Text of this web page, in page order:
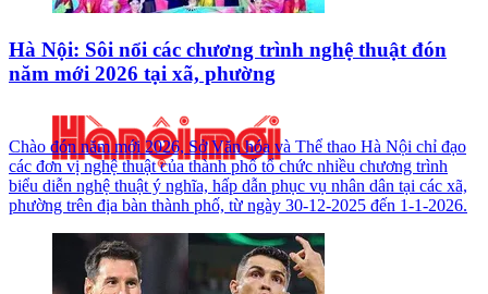
Hà Nội: Sôi nổi các chương trình nghệ thuật đón
năm mới 2026 tại xã, phường
Chào đón năm mới 2026, Sở Văn hóa và Thể thao Hà Nội chỉ đạo
các đơn vị nghệ thuật của thành phố tổ chức nhiều chương trình
biểu diễn nghệ thuật ý nghĩa, hấp dẫn phục vụ nhân dân tại các xã,
phường trên địa bàn thành phố, từ ngày 30-12-2025 đến 1-1-2026.